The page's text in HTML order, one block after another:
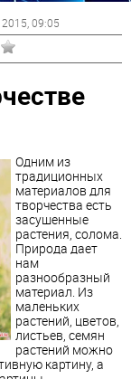
, 09:05
Одним из
традиционных
материалов для
творчества есть
засушенные
растения, солома.
Природа дает
нам
разнообразный
материал. Из
маленьких
растений, цветов,
листьев, семян
растений можно
картину, а